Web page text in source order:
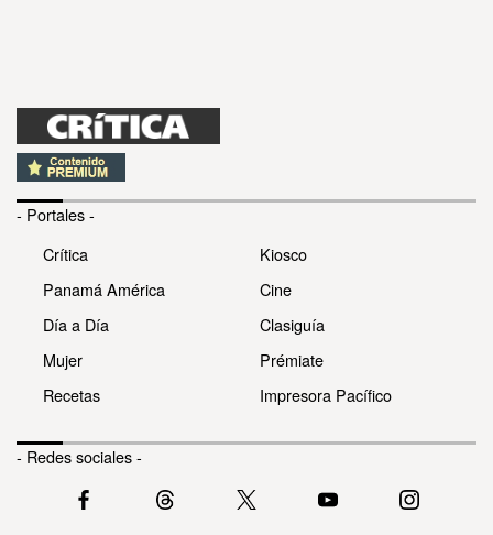
- Portales -
Crítica
Panamá América
Día a Día
Mujer
Recetas
Kiosco
Cine
Clasiguía
Prémiate
Impresora Pacífico
- Redes sociales -